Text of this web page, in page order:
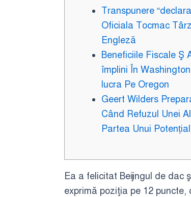
Transpunere
Oficiala Tocmac
Engleză
Beneficiile Fiscale Ş
împlini În
lucra Pe Oregon
Geert Wilders
Când Refuzul Unei
Partea Unui
Ea a felicitat Beijingul de dac
exprimă poziţia pe 12